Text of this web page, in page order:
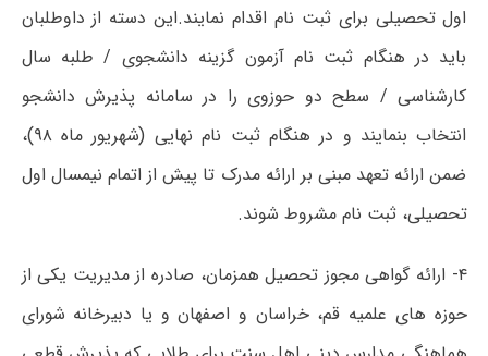
اول تحصیلی برای ثبت نام اقدام نمایند.این دسته از داوطلبان
باید در هنگام ثبت نام آزمون گزینه دانشجوی / طلبه سال
کارشناسی / سطح دو حوزوی را در سامانه پذیرش دانشجو
انتخاب بنمایند و در هنگام ثبت نام نهایی (شهریور ماه ۹۸)،
ضمن ارائه تعهد مبنی بر ارائه مدرک تا پیش از اتمام نیمسال اول
تحصیلی، ثبت نام مشروط شوند.
۴- ارائه گواهی مجوز تحصیل همزمان، صادره از مدیریت یکی از
حوزه های علمیه قم، خراسان و اصفهان و یا دبیرخانه شورای